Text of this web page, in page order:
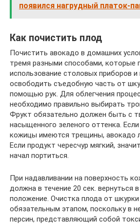
появился нагрудный платок-
Как почистить плод
Почистить авокадо в домашних
тремя разными способами, которые
использование столовых приборов
освободить съедобную часть от
помощью рук. Для облегчения
необходимо правильно выбирать
Фрукт обязательно должен быть с
насыщенного зеленого оттенка.
кожицы имеются трещины, авокадо
Если продукт чересчур мягкий,
начал портиться.
При надавливании на поверхность
должна в течение 20 сек. вернуться
положение. Очистка плода от шкурки
обязательным этапом, поскольку в
персин, представляющий собой